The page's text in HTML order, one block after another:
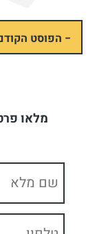
− הפוסט
מלאו